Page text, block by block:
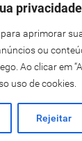
privacidade
aprimorar
ou
Ao clicar em
uso de cookies.
Rejeitar
Agenda
Criação de